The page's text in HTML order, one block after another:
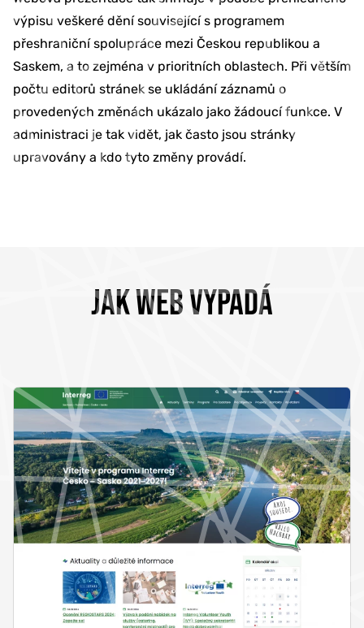
výpisu veškeré dění související s programem
přeshraniční spolupráce mezi Českou republikou a
Saskem, a to zejména v prioritních oblastech. Při větším
počtu editorů stránek se ukládání záznamů o
provedených změnách ukázalo jako žádoucí funkce. V
administraci je tak vidět, jak často jsou stránky
upravovány a kdo tyto změny provádí.
JAK WEB VYPADÁ